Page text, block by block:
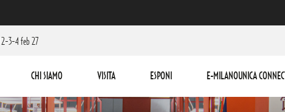
2-3-4 feb 27
CHI SIAMO VISITA ESPONI E-MILANOUNICA CONNECT